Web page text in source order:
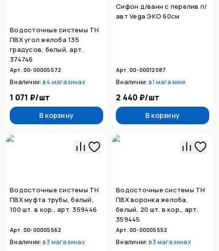
Водосточные системы ТН
ПВХ угол желоба 135
градусов, белый, арт.
374746
Арт. 00-00005572
В наличии: в4 магазинах
1 071 ₽/шт
В корзину
Сифон д/ванн с перелив п/
авт Vega ЭКО 60см
Арт. 00-00012087
В наличии: в1 магазине
2 440 ₽/шт
В корзину
Водосточные системы ТН
ПВХ муфта трубы, белый,
100 шт. в кор., арт. 359446
Арт. 00-00005562
В наличии: в3 магазинах
Водосточные системы ТН
ПВХ воронка желоба,
белый, 20 шт. в кор., арт.
359445
Арт. 00-00005552
В наличии: в3 магазинах